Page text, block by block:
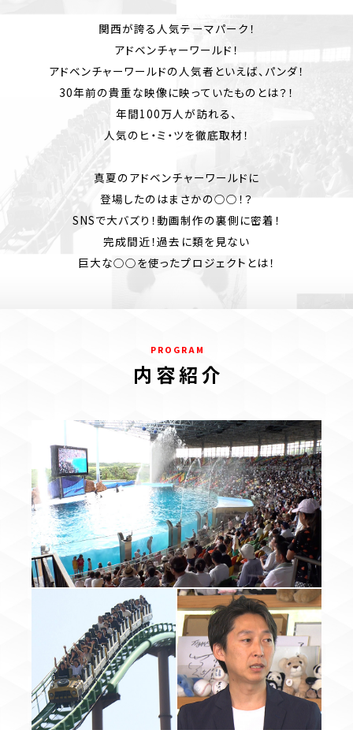
関西が誇る人気テーマパーク！
アドベンチャーワールド！
アドベンチャーワールドの人気者といえば、パンダ！
30年前の貴重な映像に映っていたものとは？！
年間100万人が訪れる、
人気のヒ・ミ・ツを徹底取材！
真夏のアドベンチャーワールドに
登場したのはまさかの○○！？
SNSで大バズり！動画制作の裏側に密着！
完成間近！過去に類を見ない
巨大な○○を使ったプロジェクトとは！
P R O G R A M
内 容 紹 介